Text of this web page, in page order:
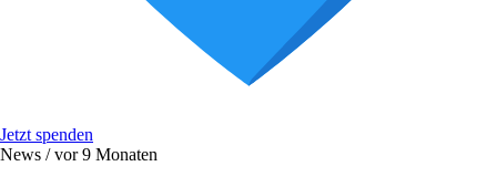
Jetzt spenden
News /vor 9 Monaten